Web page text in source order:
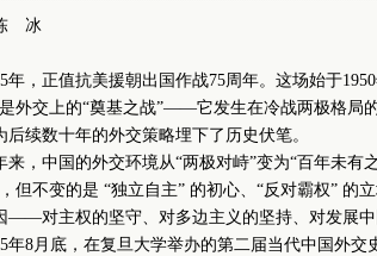
冰
年，正值抗美援朝出国作战75周年。这场始于
外交上的“奠基之战”——它发生在冷战两极格局
后续数十年的外交策略埋下了历史伏笔。
中国的外交环境从“两极对峙”变为“百年未有
但不变的是 “独立自主” 的初心、“反对霸权” 的
——对主权的坚守、对多边主义的坚持、对发展中
8月底，在复旦大学举办的第二届当代中国外交